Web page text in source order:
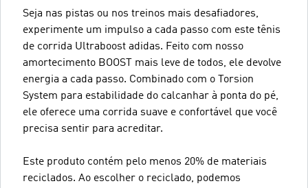
Seja nas pistas ou nos treinos mais desafiadores,
experimente um impulso a cada passo com este tênis
de corrida Ultraboost adidas. Feito com nosso
amortecimento BOOST mais leve de todos, ele devolve
energia a cada passo. Combinado com o Torsion
System para estabilidade do calcanhar à ponta do pé,
ele oferece uma corrida suave e confortável que você
precisa sentir para acreditar.
Este produto contém pelo menos 20% de materiais
reciclados. Ao escolher o reciclado, podemos